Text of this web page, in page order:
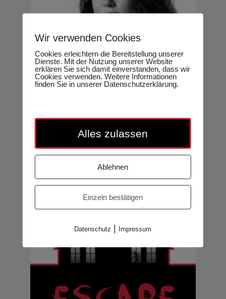
Kinder lernen, sicher durch die
digitale Welt zu gehen
Claudia Lotter
Wir verwenden Cookies
Cookies erleichtern die Bereitstellung unserer
Dienste. Mit der Nutzung unserer Website
erklären Sie sich damit einverstanden, dass wir
Cookies verwenden. Weitere Informationen
finden Sie in unserer Datenschutzerklärung.
Alles zulassen
Ablehnen
Einzeln bestätigen
Datenschutz | Impressum